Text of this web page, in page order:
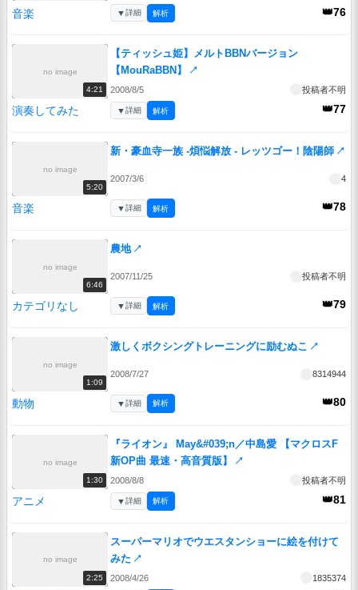
音楽 👑76
▼詳細 解析
no image
4:21
【ティッシュ姫】メルトBBNバージョン
【MouRaBBN】
↗
2008/8/5 投稿者不明
演奏してみた 👑77
▼詳細 解析
no image
5:20
新・豪血寺一族 -煩悩解放 - レッツゴー！陰陽師 ↗
2007/3/6 4
音楽 👑78
▼詳細 解析
no image
6:46
農地 ↗
2007/11/25 投稿者不明
カテゴリなし 👑79
▼詳細 解析
no image
1:09
激しくボクシングトレーニングに励むぬこ ↗
2008/7/27 8314944
動物 👑80
▼詳細 解析
no image
1:30
『ライオン』 May&#039;n／中島愛 【マクロスF
新OP曲 最速・高音質版】
↗
2008/8/8 投稿者不明
アニメ 👑81
▼詳細 解析
no image
2:25
スーパーマリオでウエスタンショーに絵を付けて
みた ↗
2008/4/26 1835374